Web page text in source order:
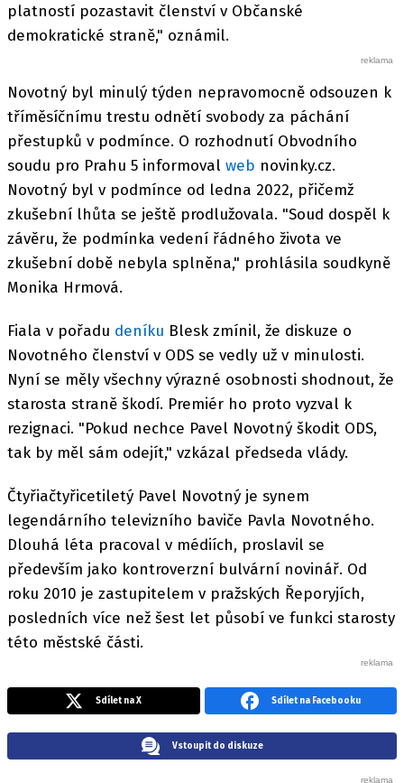
platností pozastavit členství v Občanské
demokratické straně," oznámil.
Novotný byl minulý týden nepravomocně odsouzen k
tříměsíčnímu trestu odnětí svobody za páchání
přestupků v podmínce. O rozhodnutí Obvodního
soudu pro Prahu 5 informoval web novinky.cz.
Novotný byl v podmínce od ledna 2022, přičemž
zkušební lhůta se ještě prodlužovala. "Soud dospěl k
závěru, že podmínka vedení řádného života ve
zkušební době nebyla splněna," prohlásila soudkyně
Monika Hrmová.
Fiala v pořadu deníku Blesk zmínil, že diskuze o
Novotného členství v ODS se vedly už v minulosti.
Nyní se měly všechny výrazné osobnosti shodnout, že
starosta straně škodí. Premiér ho proto vyzval k
rezignaci. "Pokud nechce Pavel Novotný škodit ODS,
tak by měl sám odejít," vzkázal předseda vlády.
Čtyřiačtyřicetiletý Pavel Novotný je synem
legendárního televizního baviče Pavla Novotného.
Dlouhá léta pracoval v médiích, proslavil se
především jako kontroverzní bulvární novinář. Od
roku 2010 je zastupitelem v pražských Řeporyjích,
posledních více než šest let působí ve funkci starosty
této městské části.
Sdílet na X Sdílet na Facebooku
Vstoupit do diskuze